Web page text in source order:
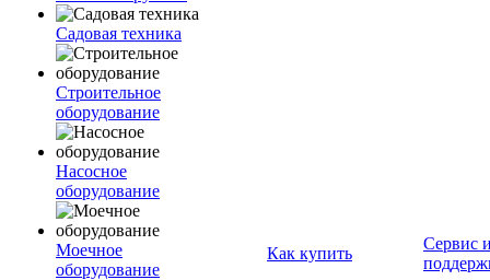
Садовая техника
Строительное
оборудование
Насосное
оборудование
Моечное
оборудование
Как купить
Сервис